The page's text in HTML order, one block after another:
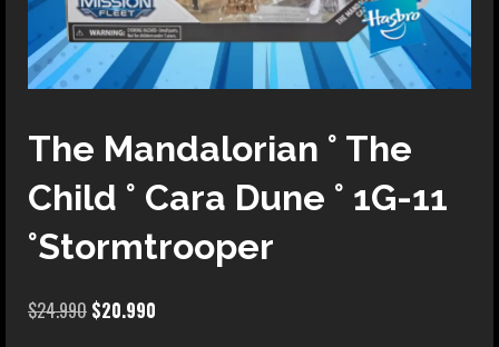
The Mandalorian ° The
Child ° Cara Dune ° 1G-11
°Stormtrooper
$24.990 El
$20.990